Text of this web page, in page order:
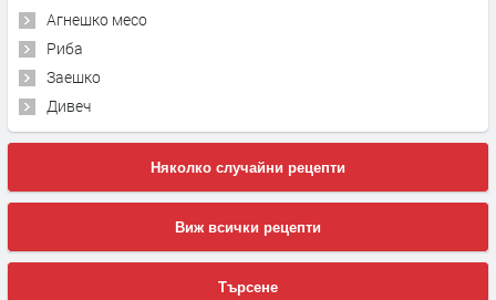
Агнешко месо
Риба
Заешко
Дивеч
Няколко случайни рецепти
Виж всички рецепти
Търсене